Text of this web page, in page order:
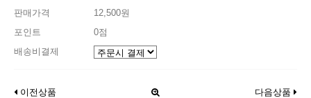
판매가격
12,500원
포인트
0점
배송비결제
이전상품 다음상품